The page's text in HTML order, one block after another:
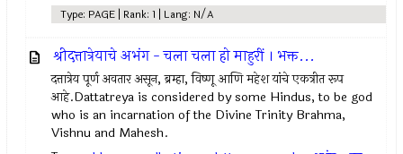
Type: PAGE | Rank: 1 | Lang: N/A
श्रीदत्तात्रेयाचे अभंग - चला चला हो माहुरीं । भक्त...
दत्तात्रेय पूर्ण अवतार असून, ब्रम्हा, विष्णू आणि महेश यांचे एकत्रीत रूप
आहे.Dattatreya is considered by some Hindus, to be god
who is an incarnation of the Divine Trinity Brahma,
Vishnu and Mahesh.